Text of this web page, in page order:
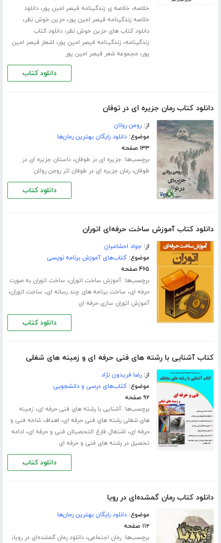
خلاصه، خلاصه ی زندگینامه قیصر امین پور،دانلود
خلاصه زندگینامه قیصر امین پور،حزین خوش نظر،
دانلود کتاب های حزین خوش نظر،دانلود کتاب
زندگینامه، زندگینامه قیصر امین پور، اشعار قیصر امین
پور، مجموعه شعر قیصر امین پور
دانلود کتاب
دانلود کتاب رمان جزیره ای در توفان
از:رومن رولان
موضوع:دانلود رایگان بهترین رمان‌ها
۱۳۳ صفحه
برچسب‌ها: جزیره ای در طوفان،داستان جزیره ای در
طوفان،رمان جزیره ای در طوفان اثر رومن رولان
دانلود کتاب
دانلود کتاب آموزش ساخت حرفه‌ای اتوران
از:جواد احشامیان
موضوع:کتاب‌های آموزش برنامه نویسی
۴۶۵ صفحه
برچسب‌ها:آموزش ساخت اتوران، ساخت اتوران به صورت
حرفه ای، ساخت برنامه های چند رسانه ای، ساخت اتوران،
آموزش اتوران سازی حرفه ای
دانلود کتاب
کتاب آشنایی با رشته های فنی حرفه ای و زمینه های شغلی
از:رضا فریدون نژاد
موضوع:کتاب‌های درسی و دانشجویی
۹۲ صفحه
برچسب‌ها:آشنایی با رشته های فنی حرفه ای، زمینه
های شغلی رشته های فنی حرفه ای، اهداف شاخه فنی و
حرفه ای، اشتغال فارغ التحصیلان فنی و حرفه ای، ادامه
تحصیل در رشته های فنی و حرفه ای
دانلود کتاب
دانلود کتاب رمان گمشده‌ای در رویا
موضوع:دانلود رایگان بهترین رمان‌ها
۱۱۲ صفحه
برچسب‌ها:رمان اجتماعی،دانلود رمان گمشده‌ای در رویا،